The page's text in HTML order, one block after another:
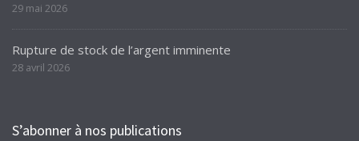
29 mai 2026
Rupture de stock de l’argent imminente
28 avril 2026
S’abonner à nos publications